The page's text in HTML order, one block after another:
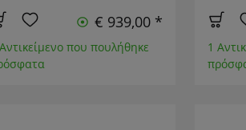
€ 939,00 *
που πουλήθηκε
1